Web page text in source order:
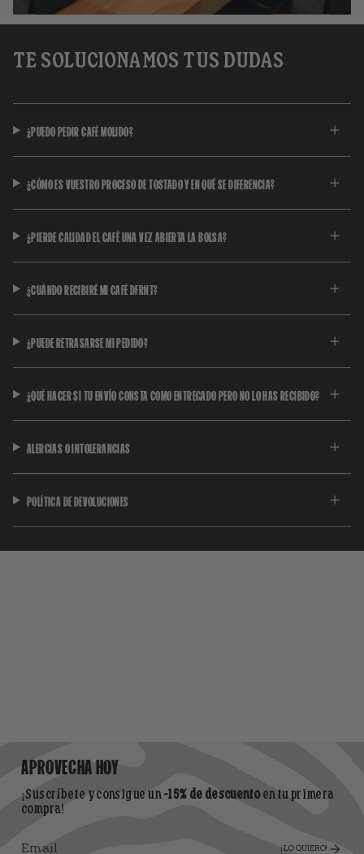
TE SOLUCIONAMOS TUS DUDAS
¿PUEDO PEDIR CAFÉ MOLIDO?
¿CÓMO ES VUESTRO PROCESO DE TOSTADO Y EN QUÉ SE DIFERENCIA?
¿PIERDE CALIDAD EL CAFÉ UNA VEZ ABIERTA LA BOLSA?
¿CUÁNDO RECIBIRÉ MI CAFÉ DFRNT?
¿PUEDE RETRASARSE MI PEDIDO?
¿QUÉ HACER SI TU ENVÍO CONSTA COMO ENTREGADO PERO NO LO HAS RECIBIDO?
ALERGIAS O INTOLERANCIAS
POLÍTICA DE DEVOLUCIONES
APROVECHA HOY
¡Suscríbete y consigue un -15% de descuentoen tu primera
compra!
¡LO QUIERO!